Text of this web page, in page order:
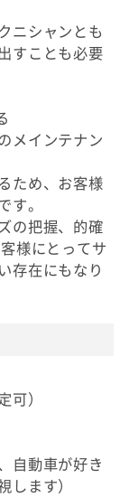
ニシャンとも
すことも必要
メインテナン
ため、お客様
す。
の把握、的確
様にとってサ
存在にもなり
）
自動車が好き
ます）